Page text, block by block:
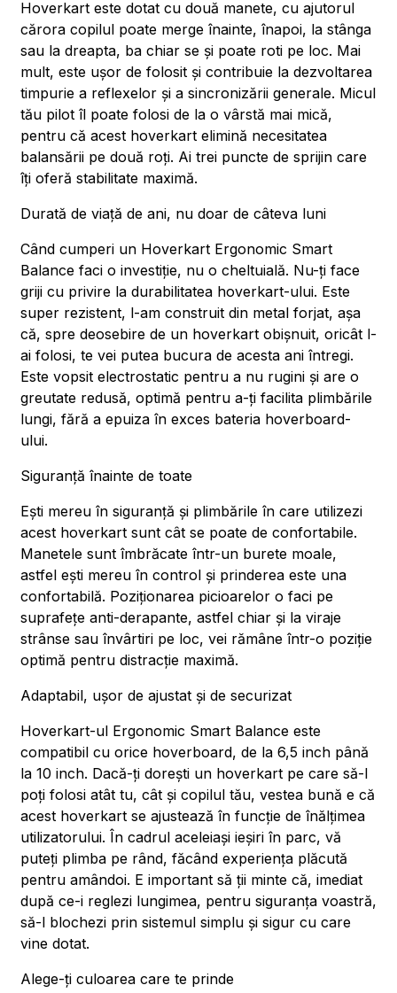
Hoverkart este dotat cu două manete, cu ajutorul
cărora copilul poate merge înainte, înapoi, la stânga
sau la dreapta, ba chiar se și poate roti pe loc. Mai
mult, este ușor de folosit și contribuie la dezvoltarea
timpurie a reflexelor și a sincronizării generale. Micul
tău pilot îl poate folosi de la o vârstă mai mică,
pentru că acest hoverkart elimină necesitatea
balansării pe două roți. Ai trei puncte de sprijin care
îți oferă stabilitate maximă.
Durată de viață de ani, nu doar de câteva luni
Când cumperi un Hoverkart Ergonomic Smart
Balance faci o investiție, nu o cheltuială. Nu-ți face
griji cu privire la durabilitatea hoverkart-ului. Este
super rezistent, l-am construit din metal forjat, așa
că, spre deosebire de un hoverkart obișnuit, oricât l-
ai folosi, te vei putea bucura de acesta ani întregi.
Este vopsit electrostatic pentru a nu rugini și are o
greutate redusă, optimă pentru a-ți facilita plimbările
lungi, fără a epuiza în exces bateria hoverboard-
ului.
Siguranță înainte de toate
Ești mereu în siguranță și plimbările în care utilizezi
acest hoverkart sunt cât se poate de confortabile.
Manetele sunt îmbrăcate într-un burete moale,
astfel ești mereu în control și prinderea este una
confortabilă. Poziționarea picioarelor o faci pe
suprafețe anti-derapante, astfel chiar și la viraje
strânse sau învârtiri pe loc, vei rămâne într-o poziție
optimă pentru distracție maximă.
Adaptabil, ușor de ajustat și de securizat
Hoverkart-ul Ergonomic Smart Balance este
compatibil cu orice hoverboard, de la 6,5 inch până
la 10 inch. Dacă-ți dorești un hoverkart pe care să-l
poți folosi atât tu, cât și copilul tău, vestea bună e că
acest hoverkart se ajustează în funcție de înălțimea
utilizatorului. În cadrul aceleiași ieșiri în parc, vă
puteți plimba pe rând, făcând experiența plăcută
pentru amândoi. E important să ții minte că, imediat
după ce-i reglezi lungimea, pentru siguranța voastră,
să-l blochezi prin sistemul simplu și sigur cu care
vine dotat.
Alege-ți culoarea care te prinde